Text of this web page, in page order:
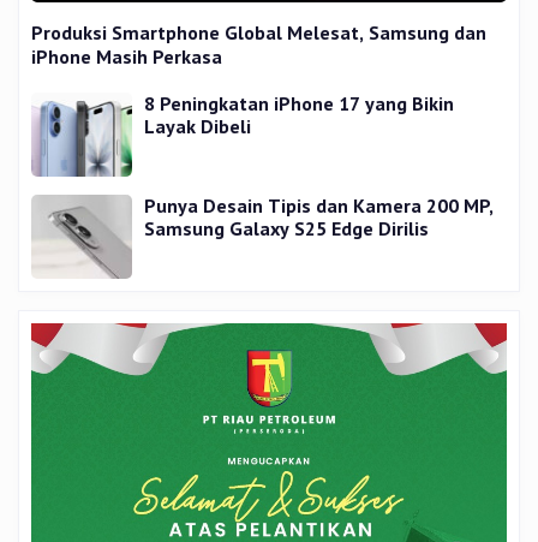
Produksi Smartphone Global Melesat, Samsung dan
iPhone Masih Perkasa
8 Peningkatan iPhone 17 yang Bikin
Layak Dibeli
Punya Desain Tipis dan Kamera 200 MP,
Samsung Galaxy S25 Edge Dirilis